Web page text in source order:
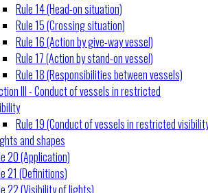
Rule 14 (Head-on situation)
Rule 15 (Crossing situation)
Rule 16 (Action by give-way vessel)
Rule 17 (Action by stand-on vessel)
Rule 18 (Responsibilities between vessels)
III - Conduct of vessels in restricted
Rule 19 (Conduct of vessels in restricted
and shapes
20 (Application)
21 (Definitions)
22 (Visibility of lights)